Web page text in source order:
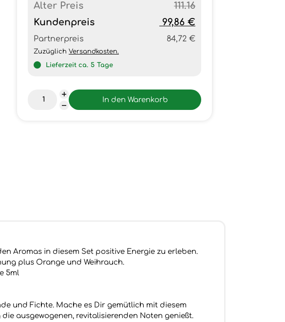
Alter Preis
111.16
Kundenpreis
99,86 €
Partnerpreis 84,72 €
Zuzüglich Versandkosten.
Lieferzeit ca. 5 Tage
Aromas in diesem Set positive Energie zu erleben.
plus Orange und Weihrauch.
5ml
und Fichte. Mache es Dir gemütlich mit diesem
ausgewogenen, revitalisierenden Noten genießt.